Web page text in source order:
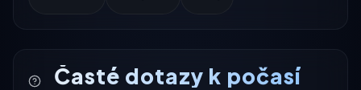
Časté dotazy k počasí